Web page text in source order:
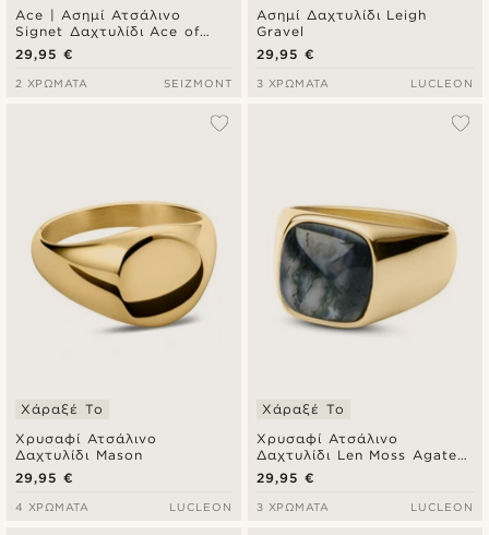
Ace | Ασημί Ατσάλινο
Signet Δαχτυλίδι Ace of
Spades
29,95 €
2 ΧΡΏΜΑΤΑ SEIZMONT
Ασημί Δαχτυλίδι Leigh
Gravel
29,95 €
3 ΧΡΏΜΑΤΑ LUCLEON
Χρυσαφί Ατσάλινο
Δαχτυλίδι Mason
Χάραξέ Το
29,95 €
4 ΧΡΏΜΑΤΑ LUCLEON
Χρυσαφί Ατσάλινο
Δαχτυλίδι Len Moss Agate
Gravel
Χάραξέ Το
29,95 €
3 ΧΡΏΜΑΤΑ LUCLEON